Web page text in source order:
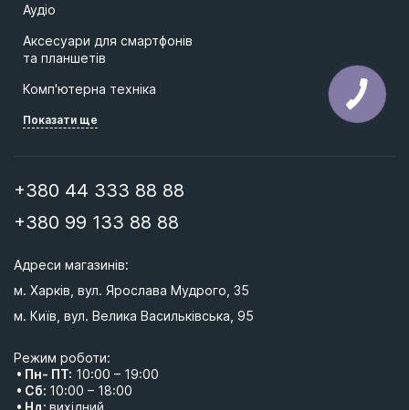
Аудіо
Аксесуари для смартфонів
та планшетів
Комп'ютерна техніка
Показати ще
+380 44 333 88 88
+380 99 133 88 88
Адреси магазинів:
м. Харків, вул. Ярослава Мудрого, 35
м. Київ, вул. Велика Васильківська, 95
Режим роботи:
• Пн- ПТ: 10:00 – 19:00
• Сб: 10:00 – 18:00
• Нд: вихідний